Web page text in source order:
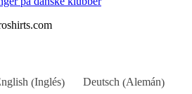
(Inglés) Deutsch (Alemán)